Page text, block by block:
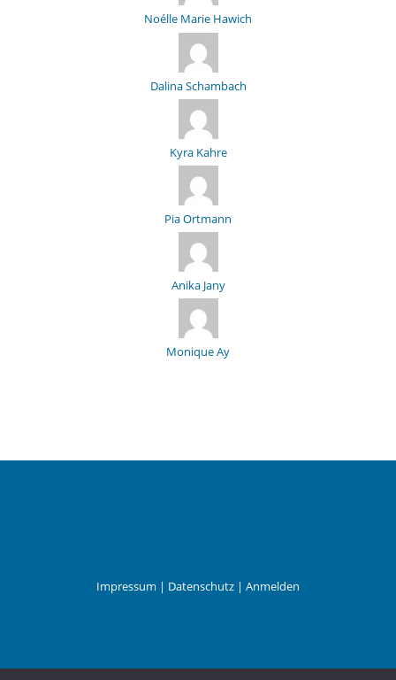
Noélle Marie Hawich
Dalina Schambach
Kyra Kahre
Pia Ortmann
Anika Jany
Monique Ay
Impressum | Datenschutz | Anmelden